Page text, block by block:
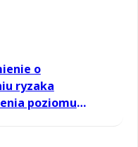
o
ryzaka
poziomu